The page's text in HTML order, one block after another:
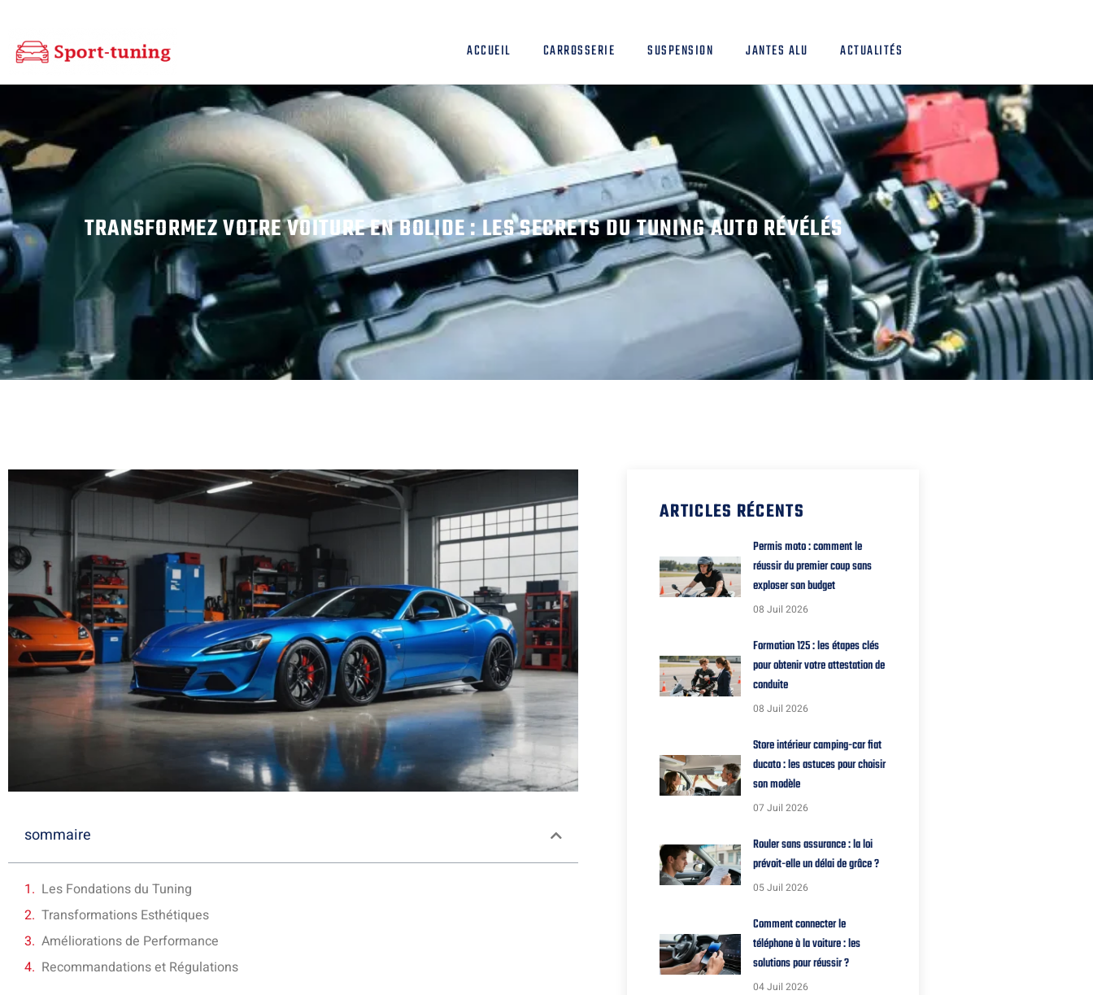
ACCUEIL CARROSSERIE SUSPENSION JANTES ALU ACTUALITÉS
TRANSFORMEZ VOTRE VOITURE EN BOLIDE : LES SECRETS DU TUNING AUTO RÉVÉLÉS
sommaire
Les Fondations du Tuning
Transformations Esthétiques
Améliorations de Performance
Recommandations et Régulations
ARTICLES RÉCENTS
Permis moto : comment le
réussir du premier coup sans
exploser son budget
08 Juil 2026
Formation 125 : les étapes clés
pour obtenir votre attestation de
conduite
08 Juil 2026
Store intérieur camping-car fiat
ducato : les astuces pour choisir
son modèle
07 Juil 2026
Rouler sans assurance : la loi
prévoit-elle un délai de grâce ?
05 Juil 2026
Comment connecter le
téléphone à la voiture : les
solutions pour réussir ?
04 Juil 2026